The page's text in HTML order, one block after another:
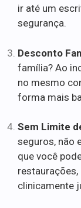
ir até um
segurança.
Desconto
família? Ao
no mesmo
forma mais
Sem Limite
seguros, não
que você
restaurações,
clinicamente